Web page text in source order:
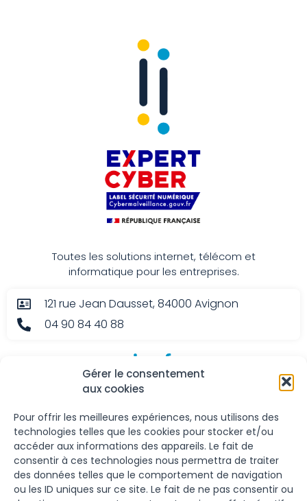
Gérer le consentement
aux cookies
Pour offrir les meilleures expériences, nous utilisons des
technologies telles que les cookies pour stocker et/ou
accéder aux informations des appareils. Le fait de
consentir à ces technologies nous permettra de traiter
des données telles que le comportement de navigation
ou les ID uniques sur ce site. Le fait de ne pas consentir ou
Toutes les solutions internet, télécom et
informatique pour les entreprises.
121 rue Jean Dausset, 84000 Avignon
04 90 84 40 88
Nos services
Fibre et DSL
Back-up et 4G/5G
Téléphonie fixe
Téléphonie mobile
Le Groupe
Nous contacter
Nous découvrir
Plaquette de nos produits
Devenir partenaire